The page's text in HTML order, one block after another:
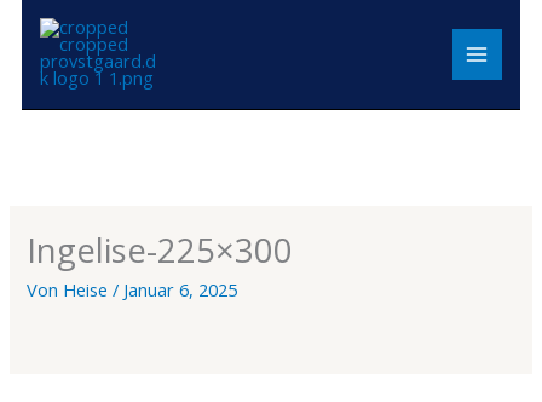
Inhalt
springen
MAIN
MENU
Ingelise-225×300
Von Heise/ Januar 6, 2025